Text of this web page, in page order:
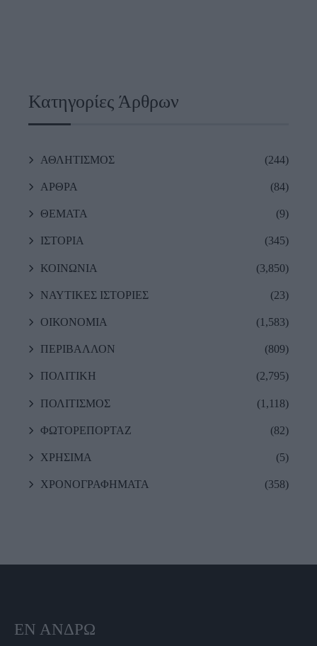
Κατηγορίες Άρθρων
ΑΘΛΗΤΙΣΜΟΣ (244)
ΑΡΘΡΑ (84)
ΘΕΜΑΤΑ (9)
ΙΣΤΟΡΙΑ (345)
ΚΟΙΝΩΝΙΑ (3,850)
ΝΑΥΤΙΚΕΣ ΙΣΤΟΡΙΕΣ (23)
ΟΙΚΟΝΟΜΙΑ (1,583)
ΠΕΡΙΒΑΛΛΟΝ (809)
ΠΟΛΙΤΙΚΗ (2,795)
ΠΟΛΙΤΙΣΜΟΣ (1,118)
ΦΩΤΟΡΕΠΟΡΤΑΖ (82)
ΧΡΗΣΙΜΑ (5)
ΧΡΟΝΟΓΡΑΦΗΜΑΤΑ (358)
ΕΝ ΆΝΔΡΩ